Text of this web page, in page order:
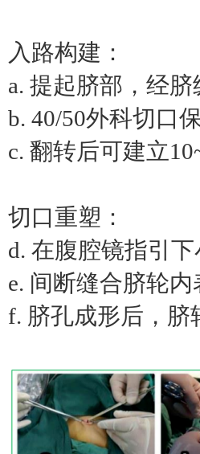
入路构建：
a. 提起脐部，经
b. 40/50外科切口
c. 翻转后可建立
切口重塑：
d. 在腹腔镜指引
e. 间断缝合脐轮
f. 脐孔成形后，脐